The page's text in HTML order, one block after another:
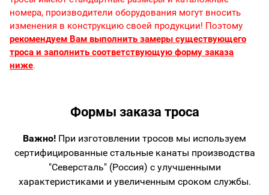
номера, производители оборудования могут вносить
изменения в конструкцию своей продукции! Поэтому
рекомендуем Вам выполнить замеры существующего
троса и заполнить соответствующую форму заказа
ниже.
Формы заказа троса
Важно! При изготовлении тросов мы используем
сертифицированные стальные канаты производства
"Северсталь" (Россия) с улучшенными
характеристиками и увеличенным сроком службы.